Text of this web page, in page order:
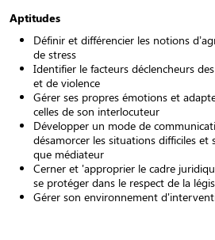
Aptitudes
Définir et différencier les notions
de stress
Identifier le facteurs déclencheurs
et de violence
Gérer ses propres émotions et
celles de son interlocuteur
Développer un mode de
désamorcer les situations difficiles
que médiateur
Cerner et 'approprier le cadre
se protéger dans le respect de la
Gérer son environnement